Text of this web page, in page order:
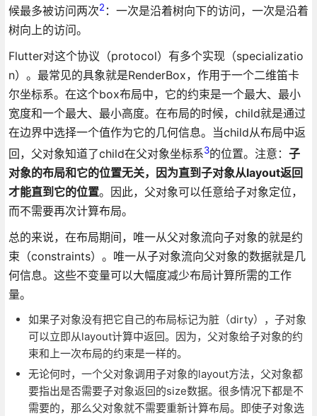
候最多被访问两次2：一次是沿着树向下的访问，一次是沿着
树向上的访问。
Flutter对这个协议（protocol）有多个实现（specializatio
n）。最常见的具象就是RenderBox，作用于一个二维笛卡
尔坐标系。在这个box布局中，它的约束是一个最大、最小
宽度和一个最大、最小高度。在布局的时候，child就是通过
在边界中选择一个值作为它的几何信息。当child从布局中返
回，父对象知道了child在父对象坐标系3的位置。注意： 子
对象的布局和它的位置无关，因为直到子对象从layout返回
才能直到它的位置。因此，父对象可以任意给子对象定位，
而不需要再次计算布局。
总的来说，在布局期间，唯一从父对象流向子对象的就是约
束（constraints）。唯一从子对象流向父对象的数据就是几
何信息。这些不变量可以大幅度减少布局计算所需的工作
量。
如果子对象没有把它自己的布局标记为脏（dirty），子对象
可以立即从layout计算中返回。因为，父对象给子对象的约
束和上一次布局的约束是一样的。
无论何时，一个父对象调用子对象的layout方法，父对象都
要指出是否需要子对象返回的size数据。很多情况下都是不
需要的，那么父对象就不需要重新计算布局。即使子对象选